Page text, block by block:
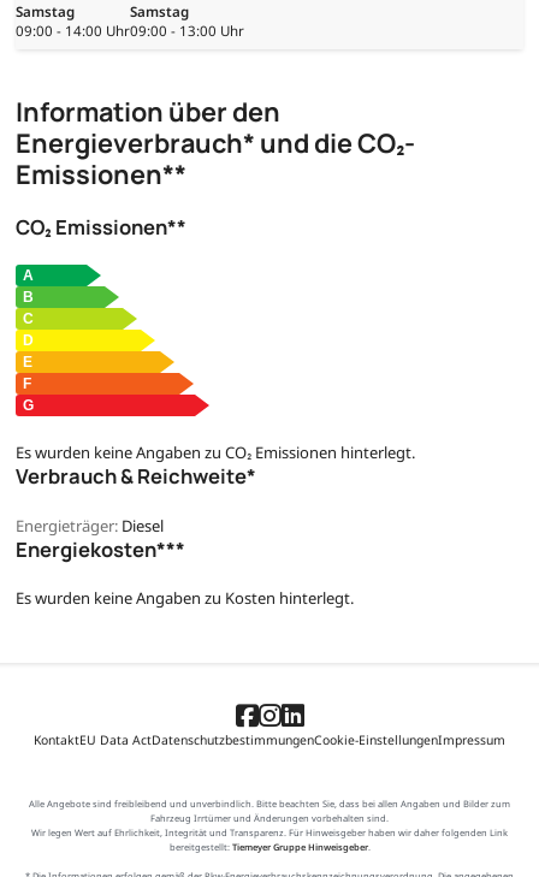
Samstag
09:00 - 14:00 Uhr
Samstag
09:00 - 13:00 Uhr
Information über den
Energieverbrauch* und die CO₂-
Emissionen**
CO₂ Emissionen**
Es wurden keine Angaben zu CO₂ Emissionen hinterlegt.
Verbrauch & Reichweite*
Energieträger: Diesel
Energiekosten***
Es wurden keine Angaben zu Kosten hinterlegt.
KontaktEU Data ActDatenschutzbestimmungenCookie-EinstellungenImpressum
Alle Angebote sind freibleibend und unverbindlich. Bitte beachten Sie, dass bei allen Angaben und Bilder zum
Fahrzeug Irrtümer und Änderungen vorbehalten sind.
Wir legen Wert auf Ehrlichkeit, Integrität und Transparenz. Für Hinweisgeber haben wir daher folgenden Link
bereitgestellt: Tiemeyer Gruppe Hinweisgeber.